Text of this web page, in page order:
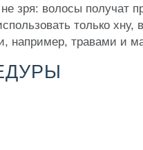
зря: волосы получат
только хну,
например, травами и